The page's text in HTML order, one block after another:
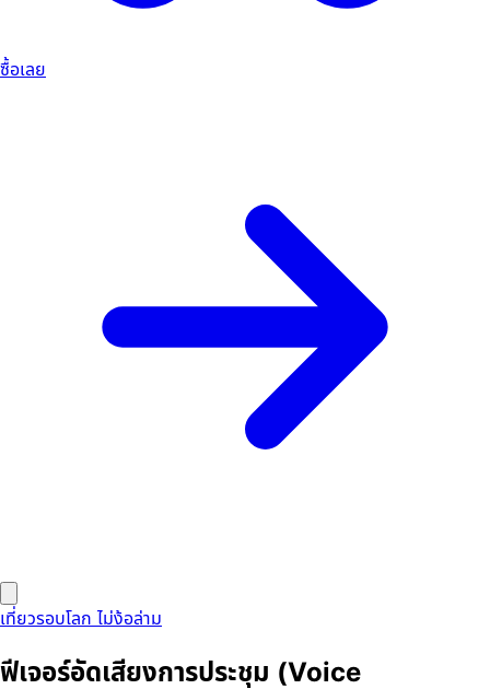
ซื้อเลย
เที่ยวรอบโลก ไม่ง้อล่าม
ฟีเจอร์อัดเสียงการประชุม (Voice